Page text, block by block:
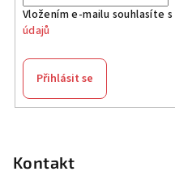
Vložením e-mailu souhlasíte s
údajů
Přihlásit se
Kontakt